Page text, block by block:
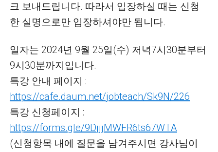
크 보내드립니다. 따라서 입장하실 때는 신청
한 실명으로만 입장하셔야만 됩니다.
일자는 2024년 9월 25일(수) 저녁7시30분부터
9시30분까지입니다.
특강 안내 페이지 :
https://cafe.daum.net/jobteach/Sk9N/226
특강 신청페이지 :
https://forms.gle/9DjjjMWFR6ts67WTA
(신청항목 내에 질문을 남겨주시면 강사님이